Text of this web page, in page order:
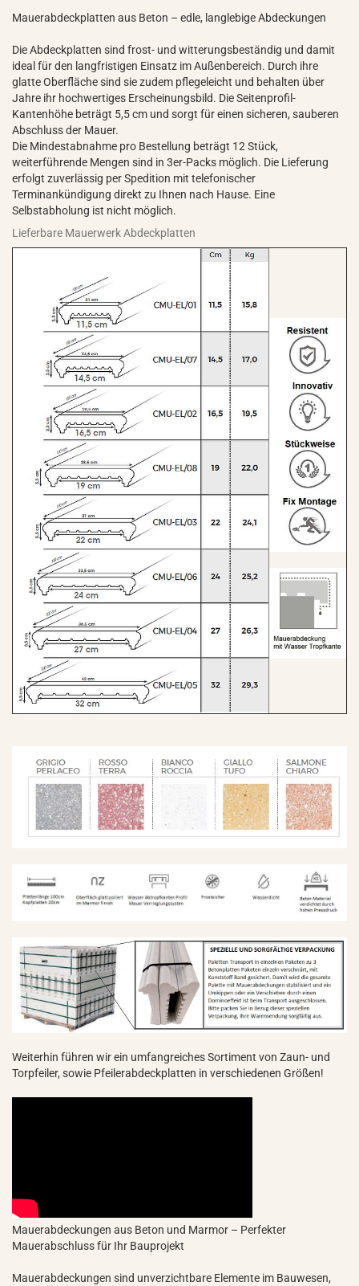
Mauerabdeckplatten aus Beton – edle, langlebige Abdeckungen
Die Abdeckplatten sind frost- und witterungsbeständig und damit
ideal für den langfristigen Einsatz im Außenbereich. Durch ihre
glatte Oberfläche sind sie zudem pflegeleicht und behalten über
Jahre ihr hochwertiges Erscheinungsbild. Die Seitenprofil-
Kantenhöhe beträgt 5,5 cm und sorgt für einen sicheren, sauberen
Abschluss der Mauer.
Die Mindestabnahme pro Bestellung beträgt 12 Stück,
weiterführende Mengen sind in 3er-Packs möglich. Die Lieferung
erfolgt zuverlässig per Spedition mit telefonischer
Terminankündigung direkt zu Ihnen nach Hause. Eine
Selbstabholung ist nicht möglich.
Lieferbare Mauerwerk Abdeckplatten
Weiterhin führen wir ein umfangreiches Sortiment von Zaun- und
Torpfeiler, sowie Pfeilerabdeckplatten in verschiedenen Größen!
Mauerabdeckungen aus Beton und Marmor – Perfekter
Mauerabschluss für Ihr Bauprojekt
Mauerabdeckungen sind unverzichtbare Elemente im Bauwesen,